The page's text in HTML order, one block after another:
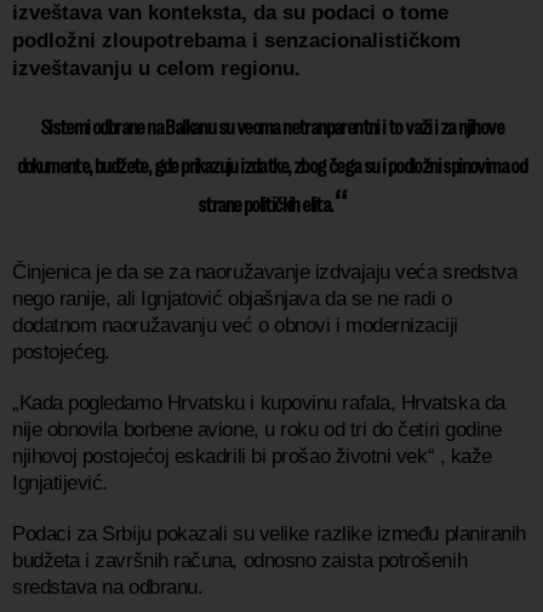
izveštava van konteksta, da su podaci o tome
podložni zloupotrebama i senzacionalističkom
izveštavanju u celom regionu.
Sistemi odbrane na Balkanu su veoma netranparentni i to važi i za njihove
dokumente, budžete, gde prikazuju izdatke, zbog čega su i podložni spinovima od
strane političkih elita.
Činjenica je da se za naoružavanje izdvajaju veća sredstva
nego ranije, ali Ignjatović objašnjava da se ne radi o
dodatnom naoružavanju već o obnovi i modernizaciji
postojećeg.
„Kada pogledamo Hrvatsku i kupovinu rafala, Hrvatska da
nije obnovila borbene avione, u roku od tri do četiri godine
njihovoj postojećoj eskadrili bi prošao životni vek“ , kaže
Ignjatijević.
Podaci za Srbiju pokazali su velike razlike između planiranih
budžeta i završnih računa, odnosno zaista potrošenih
sredstava na odbranu.